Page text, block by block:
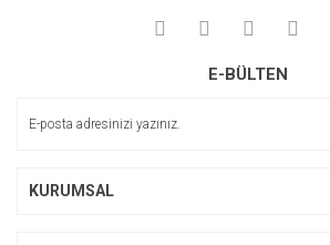
Ürün açıklamasında eksik bilgiler bulunuyor.
E-BÜLTEN
KURUMSAL